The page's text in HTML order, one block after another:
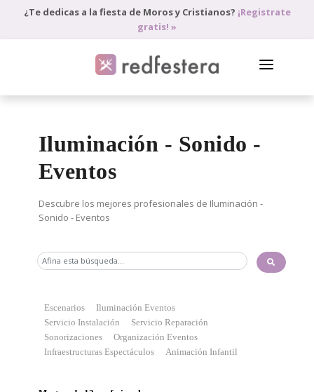
¿Te dedicas a la fiesta de Moros y Cristianos? ¡Registrate
gratis! »
PEDIR PRESUPUESTO
BLOG
ANÚNCIATE
Iluminación - Sonido -
Eventos
Descubre los mejores profesionales de Iluminación -
Sonido - Eventos
Escenarios
Iluminación Eventos
Servicio Instalación
Servicio Reparación
Sonorizaciones
Organización Eventos
Infraestructuras Espectáculos
Animación Infantil